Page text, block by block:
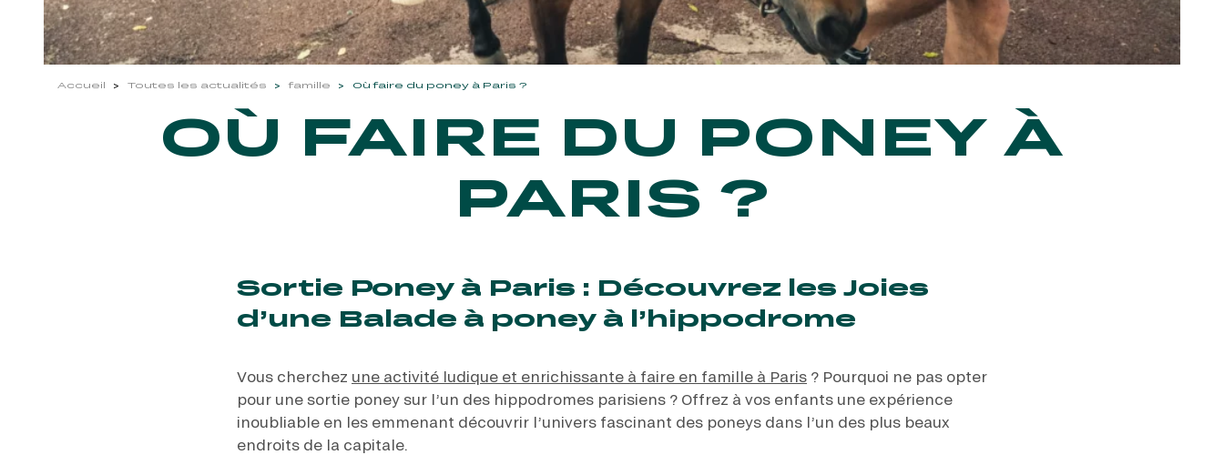
Accueil Toutes les actualités famille Où faire du poney à Paris ?
OÙ FAIRE DU PONEY À
PARIS ?
Sortie Poney à Paris : Découvrez les Joies
d’une Balade à poney à l’hippodrome
Vous cherchez une activité ludique et enrichissante à faire en famille à Paris ? Pourquoi ne pas opter
pour une sortie poney sur l’un des hippodromes parisiens ? Offrez à vos enfants une expérience
inoubliable en les emmenant découvrir l’univers fascinant des poneys dans l’un des plus beaux
endroits de la capitale.